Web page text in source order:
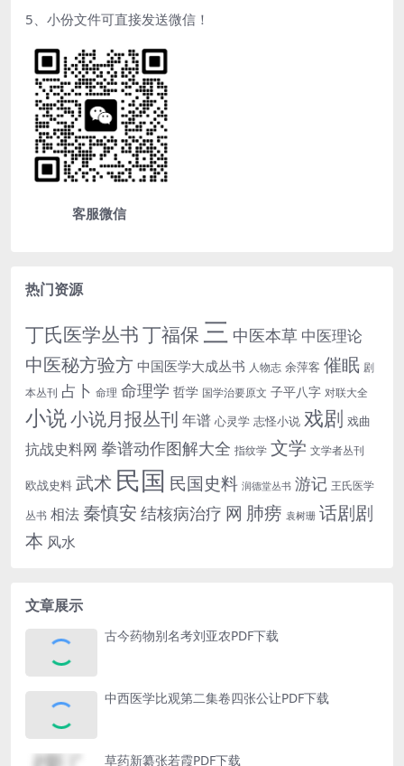
5、小份文件可直接发送微信！
客服微信
热门资源
丁氏医学丛书丁福保 三 中医本草 中医理论
中医秘方验方 中国医学大成丛书 人物志 余萍客 催眠 剧
本丛刊 占卜 命理 命理学 哲学 国学治要原文 子平八字 对联大全
小说小说月报丛刊 年谱 心灵学 志怪小说 戏剧 戏曲
抗战史料网 拳谱动作图解大全 指纹学 文学 文学者丛刊
欧战史料 武术 民国 民国史料 润德堂丛书 游记 王氏医学
丛书 相法 秦慎安 结核病治疗 网 肺痨 袁树珊 话剧剧
本 风水
文章展示
古今药物别名考刘亚农PDF下载
中西医学比观第二集卷四张公让PDF下载
草药新纂张若霞PDF下载